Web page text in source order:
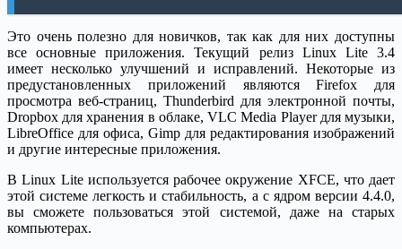
Это очень полезно для новичков, так как для них доступны
все основные приложения. Текущий релиз Linux Lite 3.4
имеет несколько улучшений и исправлений. Некоторые из
предустановленных приложений являются Firefox для
просмотра веб-страниц, Thunderbird для электронной почты,
Dropbox для хранения в облаке, VLC Media Player для музыки,
LibreOffice для офиса, Gimp для редактирования изображений
и другие интересные приложения.
В Linux Lite используется рабочее окружение XFCE, что дает
этой системе легкость и стабильность, а с ядром версии 4.4.0,
вы сможете пользоваться этой системой, даже на старых
компьютерах.